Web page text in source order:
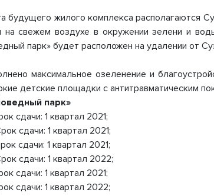
будущего жилого комплекса располагаются
на свежем воздухе в окружении зелени и
парк» будет расположен на удалении от
максимальное озеленение и
детские площадки с антитравматическим
парк»
сдачи: 1 квартал 2021;
сдачи: 1 квартал 2021;
сдачи: 1 квартал 2021;
сдачи: 1 квартал 2022;
сдачи: 1 квартал 2021;
сдачи: 1 квартал 2022;